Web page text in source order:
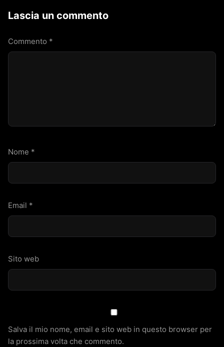
Lascia un commento
Commento *
Nome *
Email *
Sito web
Salva il mio nome, email e sito web in questo browser per
la prossima volta che commento.